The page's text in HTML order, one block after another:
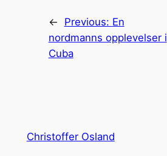
← Previous: En
nordmanns opplevelser i
Cuba
Christoffer Osland